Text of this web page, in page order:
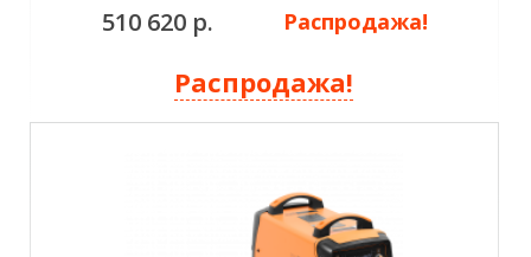
510 620 р. Распродажа!
Распродажа!